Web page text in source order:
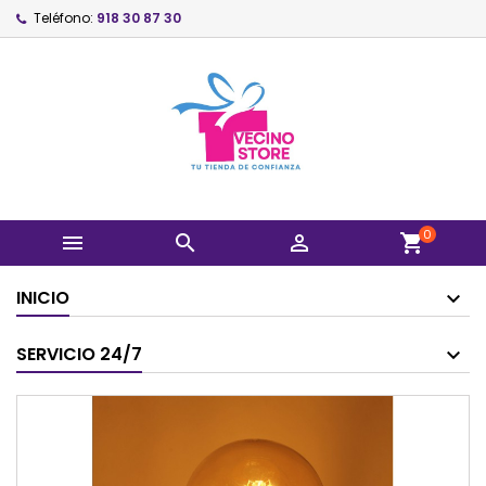
Teléfono: 918 30 87 30
   shopping_cart0
INICIO
SERVICIO 24/7